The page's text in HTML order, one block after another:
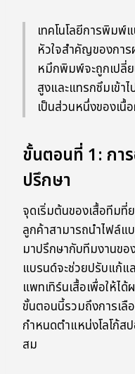
เทคโนโลยีการพิม
หัวใจสำคัญของกา
หมึกพิมพ์จะถูกเปลี่
สูงและแทรกซึมเข้า
เป็นส่วนหนึ่งของเนื้
ขั้นตอนที่ 1: กา
ปรึกษา
จุดเริ่มต้นของเสื้อทีมที่
ลูกค้าสามารถนำไฟล์แ
มาปรึกษากับทีมงานขอ
แบรนด์จะช่วยปรับแก้แ
แพทเทิร์นเสื้อเพื่อให้ไ
ขั้นตอนนี้รวมถึงการเลื
กำหนดตำแหน่งโลโก้สป
สม